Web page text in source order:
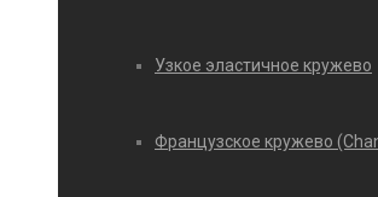
Узкое эластичное кружево
Французское кружево